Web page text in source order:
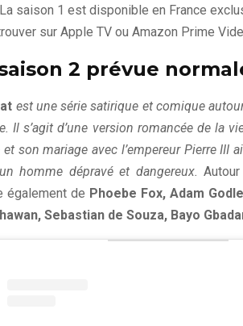
La saison 1 est disponible en France
sur Apple TV ou Amazon Prime
2 prévue
est une série satirique et comique
Il s’agit d’une version romancée de la
et son mariage avec l’empereur Pierre
homme dépravé et dangereux.
également de Phoebe Fox, Adam
Sebastian de Souza, Bayo